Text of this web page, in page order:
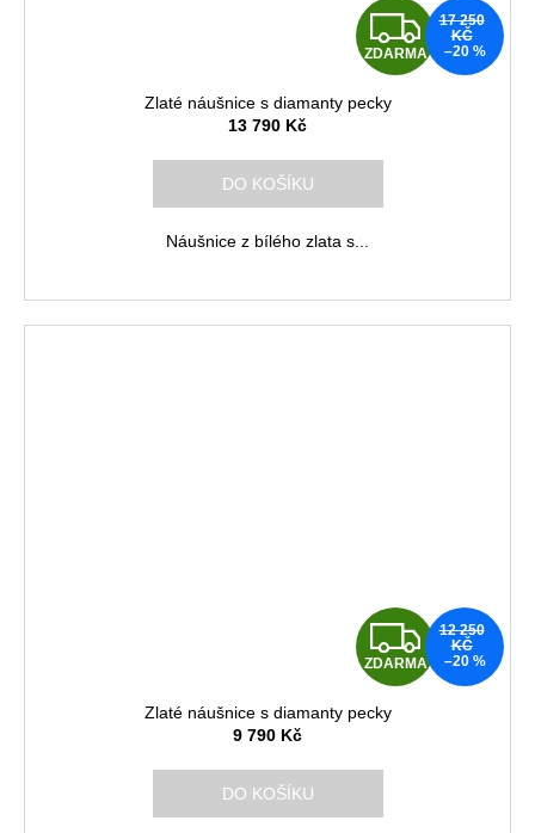
Z
D
ZDARMA
17 250
KČ
–20 %
Zlaté náušnice s diamanty pecky
13 790 Kč
DO KOŠÍKU
Náušnice z bílého zlata s...
Z
D
ZDARMA
12 250
KČ
–20 %
Zlaté náušnice s diamanty pecky
9 790 Kč
DO KOŠÍKU